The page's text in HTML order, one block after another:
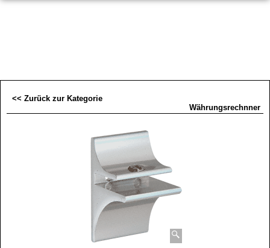
Währungsrechnner
<< Zurück zur Kategorie